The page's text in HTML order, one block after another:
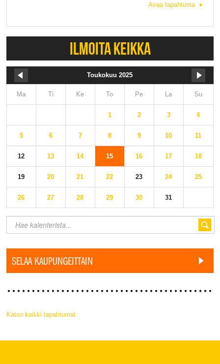
Avaa tapahtuma
ILMOITA KEIKKA
Toukokuu 2025
Ma Ti Ke To Pe La Su
1 2 3 4
5 6 7 8 9 10 11
12 13 14 15 16 17 18
19 20 21 22 23 24 25
26 27 28 29 30 31
SELAA KAUPUNGEITTAIN
Katso kaikki tapahtumat